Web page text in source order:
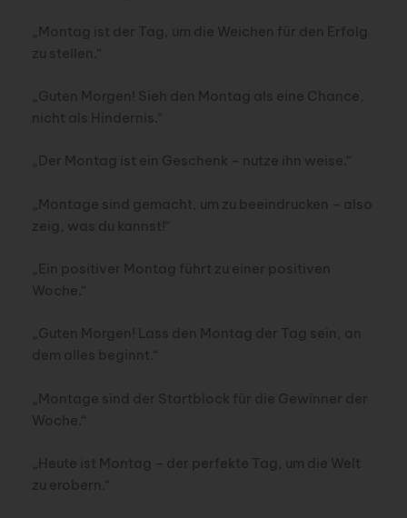
„Montag ist der Tag, um die Weichen für den Erfolg
zu stellen.“
„Guten Morgen! Sieh den Montag als eine Chance,
nicht als Hindernis.“
„Der Montag ist ein Geschenk – nutze ihn weise.“
„Montage sind gemacht, um zu beeindrucken – also
zeig, was du kannst!“
„Ein positiver Montag führt zu einer positiven
Woche.“
„Guten Morgen! Lass den Montag der Tag sein, an
dem alles beginnt.“
„Montage sind der Startblock für die Gewinner der
Woche.“
„Heute ist Montag – der perfekte Tag, um die Welt
zu erobern.“